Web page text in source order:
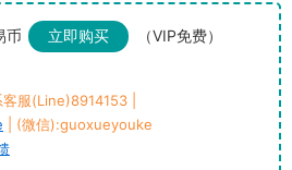
币 立即购买
（VIP免费）
服(Line)8914153 |
| (微信):guoxueyouke